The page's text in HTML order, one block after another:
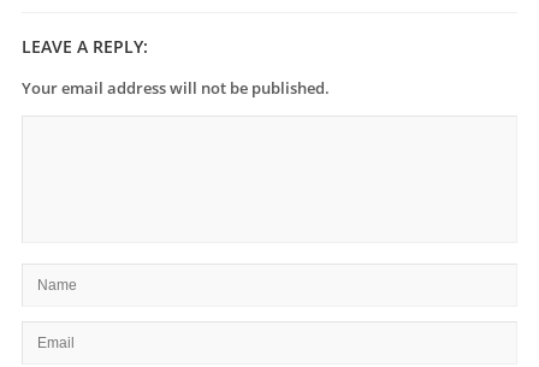
LEAVE A REPLY:
Your email address will not be published.